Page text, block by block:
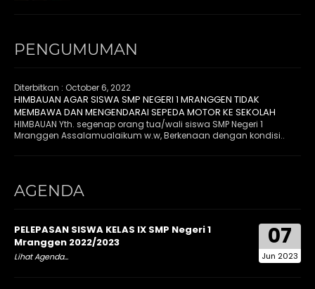
PENGUMUMAN
Diterbitkan : October 6, 2022
HIMBAUAN AGAR SISWA SMP NEGERI 1 MRANGGEN TIDAK
MEMBAWA DAN MENGENDARAI SEPEDA MOTOR KE SEKOLAH
HIMBAUAN Yth. segenap orang tua/wali siswa SMP Negeri 1
Mranggen Assalamualaikum w.w, Berkenaan dengan kondisi..
AGENDA
07
Jun 2023
PELEPASAN SISWA KELAS IX SMP Negeri 1
Mranggen 2022/2023
Lihat Agenda...